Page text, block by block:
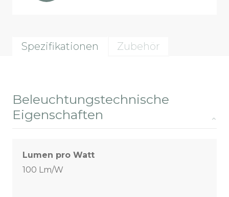
Spezifikationen Zubehör
Beleuchtungstechnische
Eigenschaften
Lumen pro Watt
100 Lm/W